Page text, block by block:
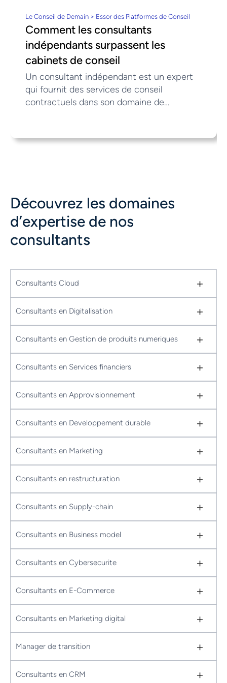
Le Conseil de Demain > Essor des Platformes de Conseil
Comment les consultants
indépendants surpassent les
cabinets de conseil
Un consultant indépendant est un expert
qui fournit des services de conseil
contractuels dans son domaine de
stratégiques, opérationnelles ou
hausse des freelances à plein temps,
passant de 13,6 millions à 21,6 millions. De
plus, face...
Découvrez les domaines
d’expertise de nos
consultants
Consultants Cloud +
Consultants en Digitalisation +
Consultants en Gestion de produits numeriques +
Consultants en Services financiers +
Consultants en Approvisionnement +
Consultants en Developpement durable +
Consultants en Marketing +
Consultants en restructuration +
Consultants en Supply-chain +
Consultants en Business model +
Consultants en Cybersecurite +
Consultants en E-Commerce +
Consultants en Marketing digital +
Manager de transition +
Consultants en CRM +